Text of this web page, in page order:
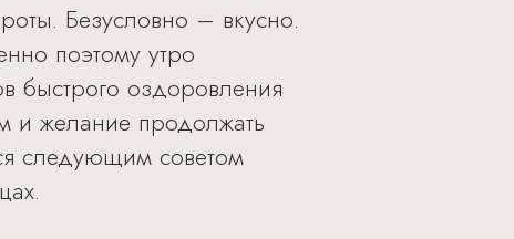
Безусловно – вкусно.
поэтому утро
оздоровления
и желание продолжать
следующим советом